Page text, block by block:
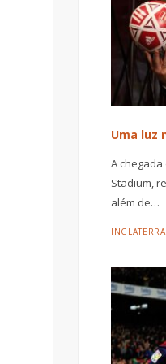
Uma luz
A
Stadium,
além de…
INGLATERRA